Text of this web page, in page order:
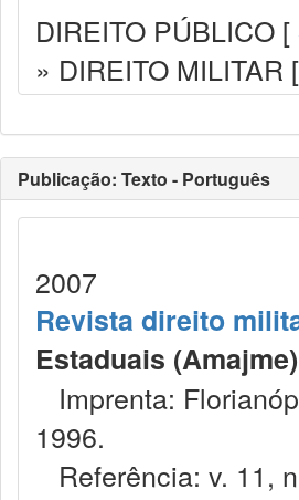
DIREITO PÚBLICO [
» DIREITO MILITAR [
Publicação: Texto - Português
2007
Revista direito
Estaduais
Imprenta:
1996.
Referência: v. 11,